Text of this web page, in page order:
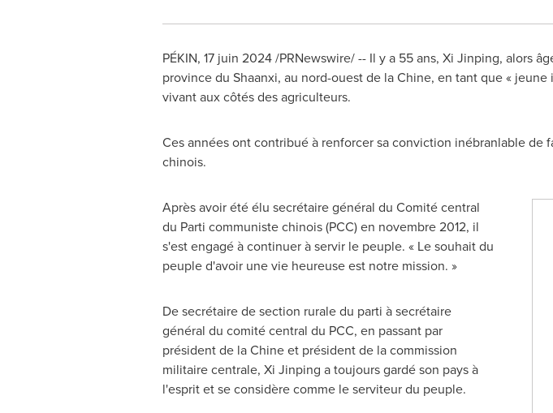
PÉKIN, 17 juin 2024/PRNewswire/ -- Il y a 55 ans, Xi Jinping, alors
province du Shaanxi, au nord-ouest de la Chine, en tant que «
vivant aux côtés des agriculteurs.
Ces années ont contribué à renforcer sa conviction inébranlable
chinois.
Après avoir été élu secrétaire général du Comité central
du Parti communiste chinois (PCC) en novembre 2012, il
s'est engagé à continuer à servir le peuple. « Le souhait du
peuple d'avoir une vie heureuse est notre mission. »
De secrétaire de section rurale du parti à secrétaire
général du comité central du PCC, en passant par
président de la Chine et président de la commission
militaire centrale, Xi Jinping a toujours gardé son pays à
l'esprit et se considère comme le serviteur du peuple.